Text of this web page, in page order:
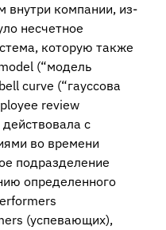
внутри компании, из-
несчетное
которую также
(“модель
curve (“гауссова
review
действовала с
во времени
подразделение
определенного
(успевающих),